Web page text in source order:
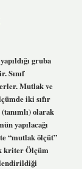
gruba
Sınıf
Mutlak ve
iki sıfır
olarak
yapılacağı
“mutlak ölçüt”
kriter Ölçüm